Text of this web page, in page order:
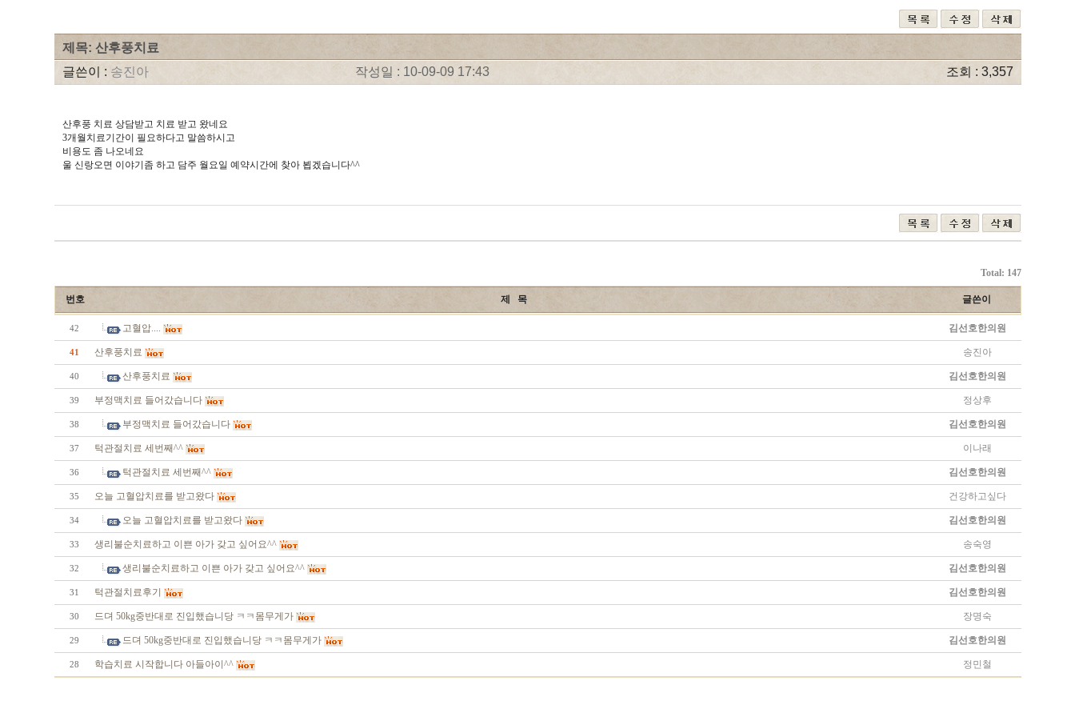
제목: 산후풍치료
글쓴이 : 송진아 작성일 : 10-09-09 17:43 조회 : 3,357
산후풍 치료 상담받고 치료 받고 왔네요
3개월치료기간이 필요하다고 말씀하시고
비용도 좀 나오네요
울 신랑오면 이야기좀 하고 담주 월요일 예약시간에 찾아 뵙겠습니다^^
Total: 147
번호 제 목 글쓴이
42 고혈압.... 김선호한의원
41 산후풍치료 송진아
40 산후풍치료 김선호한의원
39 부정맥치료 들어갔습니다 정상후
38 부정맥치료 들어갔습니다 김선호한의원
37 턱관절치료 세번째^^ 이나래
36 턱관절치료 세번째^^ 김선호한의원
35 오늘 고혈압치료를 받고왔다 건강하고싶다
34 오늘 고혈압치료를 받고왔다 김선호한의원
33 생리불순치료하고 이쁜 아가 갖고 싶어요^^ 송숙영
32 생리불순치료하고 이쁜 아가 갖고 싶어요^^ 김선호한의원
31 턱관절치료후기 김선호한의원
30 드뎌 50kg중반대로 진입했습니당 ㅋㅋ몸무게가 장명숙
29 드뎌 50kg중반대로 진입했습니당 ㅋㅋ몸무게가 김선호한의원
28 학습치료 시작합니다 아들아이^^ 정민철